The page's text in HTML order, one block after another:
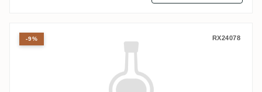
Corman Collins CRHUM Verytresbon
RX24078
-9%